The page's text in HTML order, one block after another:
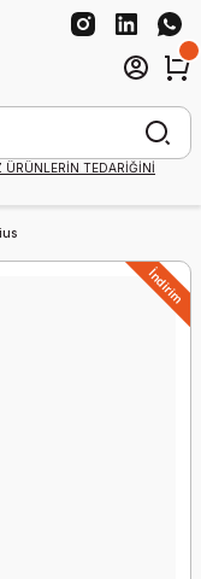
TEDARİĞİNİ
İndirim